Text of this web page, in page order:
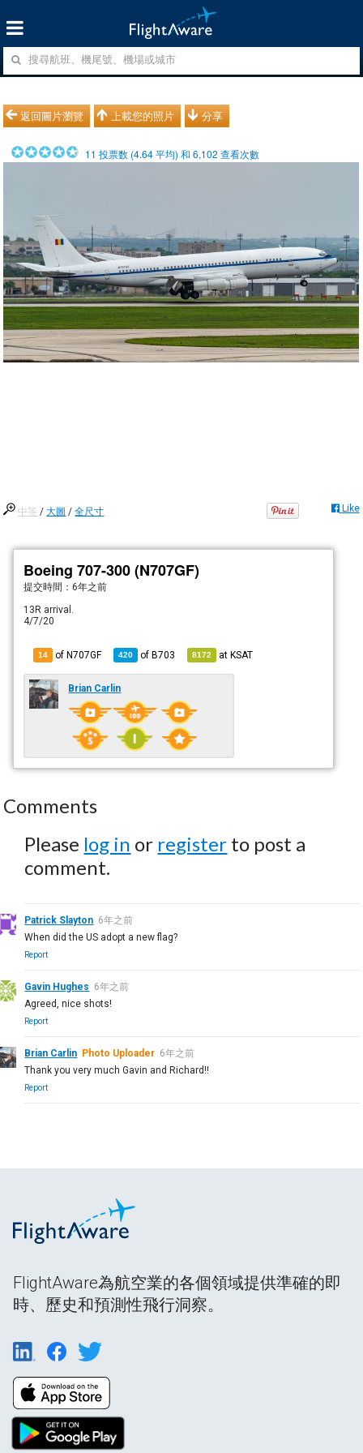
返回圖片瀏覽 上載您的照片 分享
11 投票数 (4.64平均) 和6,102 查看次數
中等 /大圖 /全尺寸 Like
Boeing 707-300 (N707GF)
提交時間：6年之前
13R arrival.
4/7/20
14 of N707GF 420 ofB703 8172 atKSAT
Brian Carlin
Comments
Please log in or register to post a
comment.
Patrick Slayton 6年之前
When did the US adopt a new flag?
Report
Gavin Hughes 6年之前
Agreed, nice shots!
Report
Brian Carlin Photo Uploader 6年之前
Thank you very much Gavin and Richard!!
Report
FlightAware為航空業的各個領域提供準確的即
時、歷史和預測性飛行洞察。